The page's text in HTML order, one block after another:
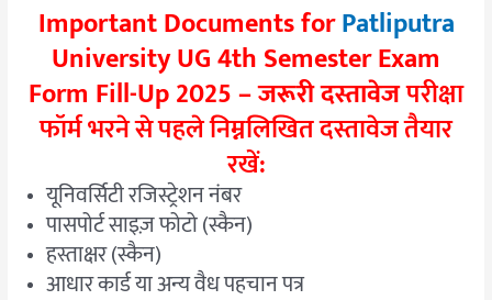
Important Documents forPatliputra
University UG 4th Semester Exam
Form Fill-Up 2025 – जरूरी दस्तावेजपरीक्षा
फॉर्म भरने से पहले निम्नलिखित दस्तावेज तैयार
रखें:
यूनिवर्सिटी रजिस्ट्रेशन नंबर
पासपोर्ट साइज़ फोटो (स्कैन)
हस्ताक्षर (स्कैन)
आधार कार्ड या अन्य वैध पहचान पत्र